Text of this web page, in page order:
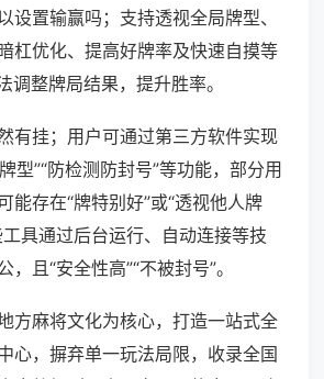
设置输赢吗；支持透视全局牌型、
杠优化、提高好牌率及快速自摸等
调整牌局结果，提升胜率。
有挂；用户可通过第三方软件实现
型”“防检测防封号”等功能，部分用
能存在“牌特别好”或“透视他人牌
具通过后台运行、自动连接等技
且“安全性高”“不被封号”。
方麻将文化为核心，打造一站式全
心，摒弃单一玩法局限，收录全国